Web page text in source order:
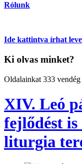
Rólunk
Ide kattintva írhat
Ki olvas minket?
Oldalainkat 333 vendég
XIV. Leó
fejlődést is
liturgia